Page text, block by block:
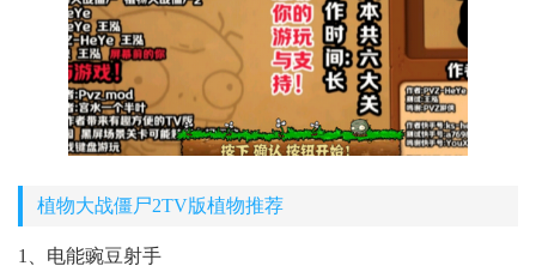
植物大战僵尸2TV版植物推荐
1、电能豌豆射手